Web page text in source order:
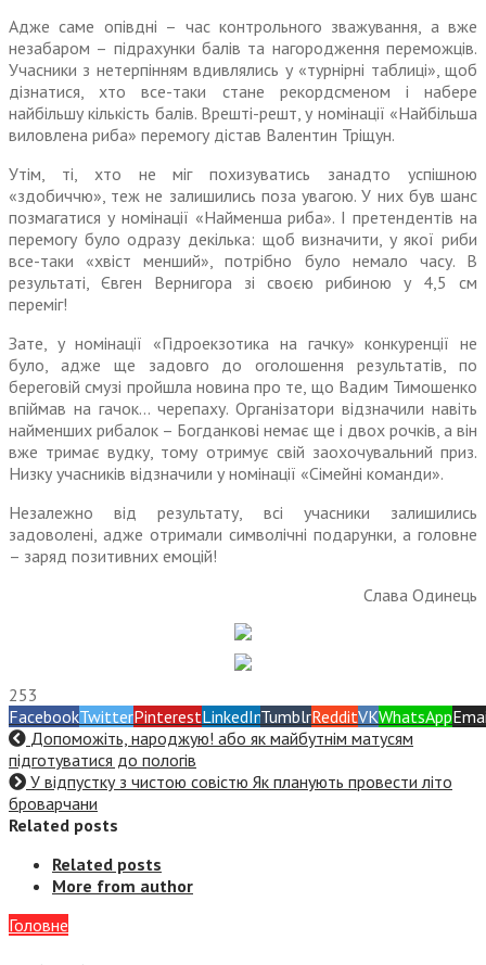
Адже саме опівдні – час контрольного зважування, а вже
незабаром – підрахунки балів та нагородження переможців.
Учасники з нетерпінням вдивлялись у «турнірні таблиці», щоб
дізнатися, хто все-таки стане рекордсменом і набере
найбільшу кількість балів. Врешті-решт, у номінації «Найбільша
виловлена риба» перемогу дістав Валентин Тріщун.
Утім, ті, хто не міг похизуватись занадто успішною
«здобиччю», теж не залишились поза увагою. У них був шанс
позмагатися у номінації «Найменша риба». І претендентів на
перемогу було одразу декілька: щоб визначити, у якої риби
все-таки «хвіст менший», потрібно було немало часу. В
результаті, Євген Вернигора зі своєю рибиною у 4,5 см
переміг!
Зате, у номінації «Гідроекзотика на гачку» конкуренції не
було, адже ще задовго до оголошення результатів, по
береговій смузі пройшла новина про те, що Вадим Тимошенко
впіймав на гачок… черепаху. Організатори відзначили навіть
найменших рибалок – Богданкові немає ще і двох рочків, а він
вже тримає вудку, тому отримує свій заохочувальний приз.
Низку учасників відзначили у номінації «Сімейні команди».
Незалежно від результату, всі учасники залишились
задоволені, адже отримали символічні подарунки, а головне
– заряд позитивних емоцій!
Слава Одинець
253
FacebookTwitterPinterestLinkedInTumblrRedditVKWhatsApp
Допоможіть, народжую! або як майбутнім матусям
підготуватися до пологів
У відпустку з чистою совістю Як планують провести літо
броварчани
Related posts
Related posts
More from author
Головне